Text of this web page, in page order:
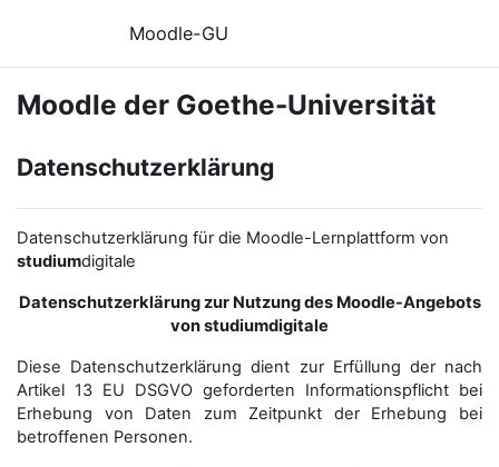
Moodle-GU
Moodle der Goethe-Universität
Datenschutzerklärung
Datenschutzerklärung für die Moodle-Lernplattform von
studiumdigitale
Datenschutzerklärung zur Nutzung des Moodle-Angebots
von studiumdigitale
Diese Datenschutzerklärung dient zur Erfüllung der nach
Artikel 13 EU DSGVO geforderten Informationspflicht bei
Erhebung von Daten zum Zeitpunkt der Erhebung bei
betroffenen Personen.